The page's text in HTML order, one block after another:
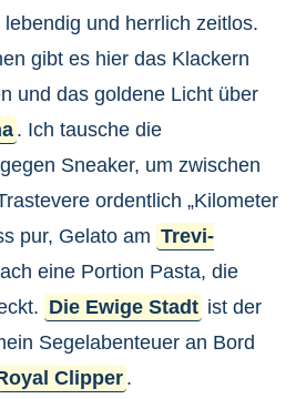
lebendig und herrlich zeitlos.
gibt es hier das Klackern
und das goldene Licht über
. Ich tausche die
Sneaker, um zwischen
ordentlich „Kilometer
pur, Gelato am Trevi-
eine Portion Pasta, die
Die Ewige Stadt ist der
Segelabenteuer an Bord
Clipper .